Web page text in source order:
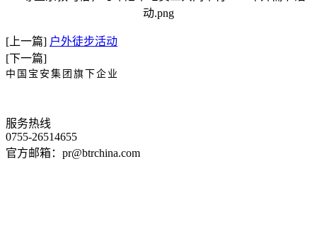
[上一篇] 户外徒步活动
[下一篇]
中国宝安集团旗下企业
服务热线
0755-26514655
官方邮箱：pr@btrchina.com